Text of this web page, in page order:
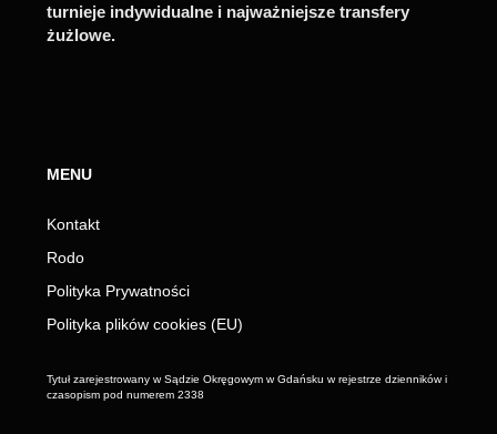
turnieje indywidualne i najważniejsze transfery
żużlowe.
MENU
Kontakt
Rodo
Polityka Prywatności
Polityka plików cookies (EU)
Tytuł zarejestrowany w Sądzie Okręgowym w Gdańsku w rejestrze dzienników i
czasopism pod numerem 2338